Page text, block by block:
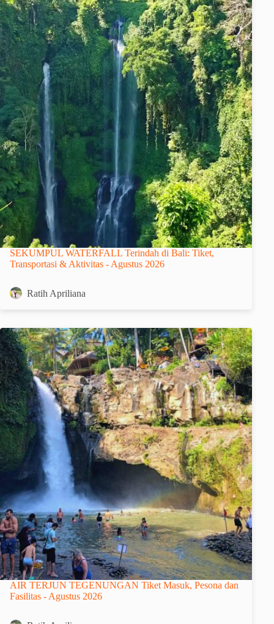
SEKUMPUL WATERFALL Terindah di Bali: Tiket,
Transportasi & Aktivitas - Agustus 2026
Ratih Apriliana
AIR TERJUN TEGENUNGAN Tiket Masuk, Pesona dan
Fasilitas - Agustus 2026